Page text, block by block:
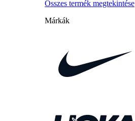
Összes termék megtekintése
Márkák